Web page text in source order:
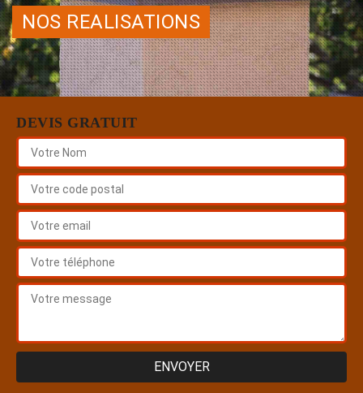
NOS REALISATIONS
DEVIS GRATUIT